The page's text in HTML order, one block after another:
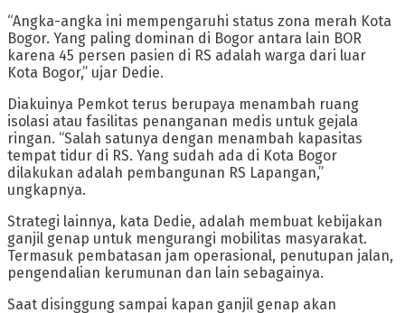
“Angka-angka ini mempengaruhi status zona merah Kota
Bogor. Yang paling dominan di Bogor antara lain BOR
karena 45 persen pasien di RS adalah warga dari luar
Kota Bogor,” ujar Dedie.
Diakuinya Pemkot terus berupaya menambah ruang
isolasi atau fasilitas penanganan medis untuk gejala
ringan. “Salah satunya dengan menambah kapasitas
tempat tidur di RS. Yang sudah ada di Kota Bogor
dilakukan adalah pembangunan RS Lapangan,”
ungkapnya.
Strategi lainnya, kata Dedie, adalah membuat kebijakan
ganjil genap untuk mengurangi mobilitas masyarakat.
Termasuk pembatasan jam operasional, penutupan jalan,
pengendalian kerumunan dan lain sebagainya.
Saat disinggung sampai kapan ganjil genap akan